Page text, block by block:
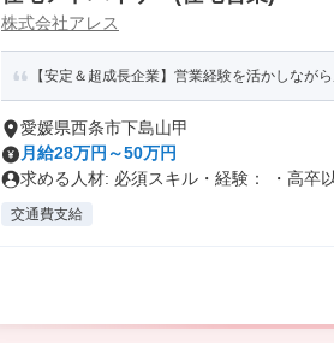
株式会社アレス
【安定＆超成長企業】営業経験を活かしなが
愛媛県西条市下島山甲
月給28万円～50万円
求める人材: 必須スキル・経験： ・高卒
交通費支給